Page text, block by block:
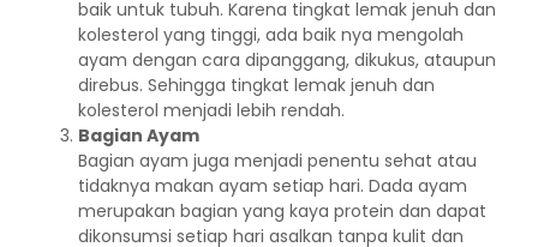
baik untuk tubuh. Karena tingkat lemak jenuh dan
kolesterol yang tinggi, ada baik nya mengolah
ayam dengan cara dipanggang, dikukus, ataupun
direbus. Sehingga tingkat lemak jenuh dan
kolesterol menjadi lebih rendah.
Bagian Ayam
Bagian ayam juga menjadi penentu sehat atau
tidaknya makan ayam setiap hari. Dada ayam
merupakan bagian yang kaya protein dan dapat
dikonsumsi setiap hari asalkan tanpa kulit dan